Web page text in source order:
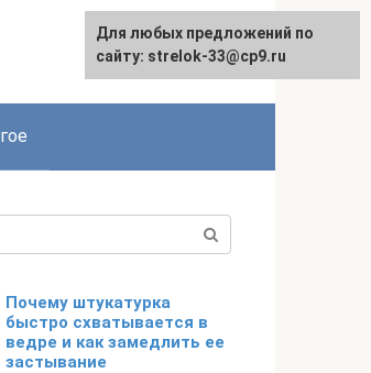
Почему штукатурка
быстро схватывается в
ведре и как замедлить ее
застывание
Для любых предложений по
сайту: strelok-33@cp9.ru
Для любых предложений по
сайту: strelok-33@cp9.ru